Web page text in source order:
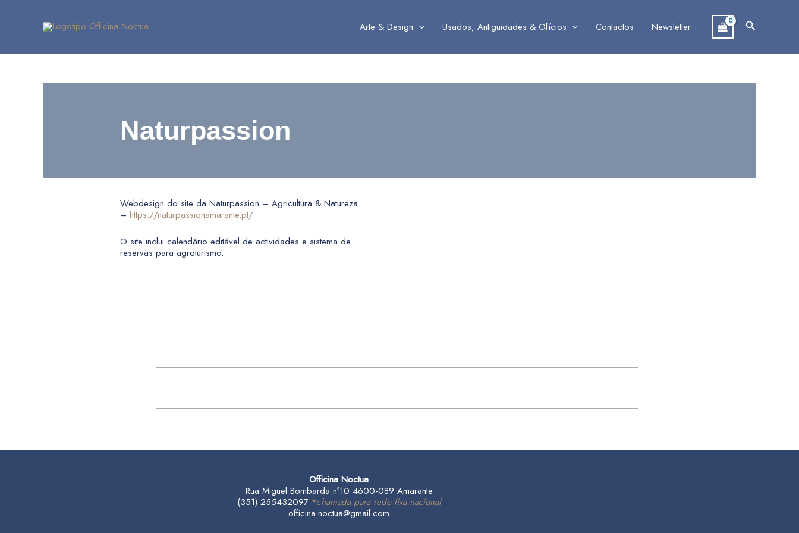
Arte & Design Usados, Antiguidades & Ofícios Contactos Newsletter Search
Naturpassion
Webdesign do site da Naturpassion – Agricultura & Natureza
– https://naturpassionamarante.pt/
O site inclui calendário editável de actividades e sistema de
reservas para agroturismo.
Officina Noctua
Rua Miguel Bombarda nº10 4600-089 Amarante
(351) 255432097 *chamada para rede fixa nacional
officina.noctua@gmail.com